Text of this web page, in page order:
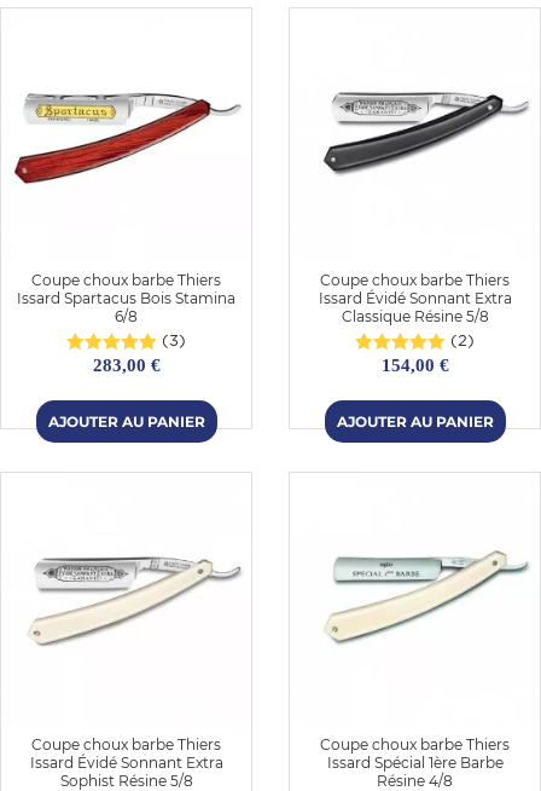
Coupe choux barbe Thiers
Issard Spartacus Bois Stamina
6/8
(3)
283,00 €
Coupe choux barbe Thiers
Issard Évidé Sonnant Extra
Classique Résine 5/8
(2)
154,00 €
Coupe choux barbe Thiers
Issard Évidé Sonnant Extra
Sophist Résine 5/8
Coupe choux barbe Thiers
Issard Spécial 1ère Barbe
Résine 4/8